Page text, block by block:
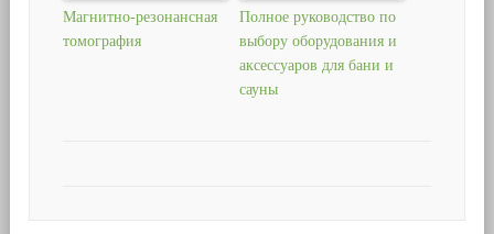
Магнитно-резонансная
томография
Полное руководство по
выбору оборудования и
аксессуаров для бани и
сауны